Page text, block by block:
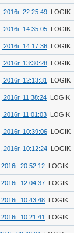
2016г. 22:25:49 LOGIK
2016г. 14:35:05 LOGIK
2016г. 14:17:36 LOGIK
2016г. 13:30:28 LOGIK
2016г. 12:13:31 LOGIK
2016г. 11:38:24 LOGIK
2016г. 11:01:03 LOGIK
2016г. 10:39:06 LOGIK
2016г. 10:12:24 LOGIK
20:52:12 LOGIK
12:04:37 LOGIK
10:43:48 LOGIK
10:21:41 LOGIK